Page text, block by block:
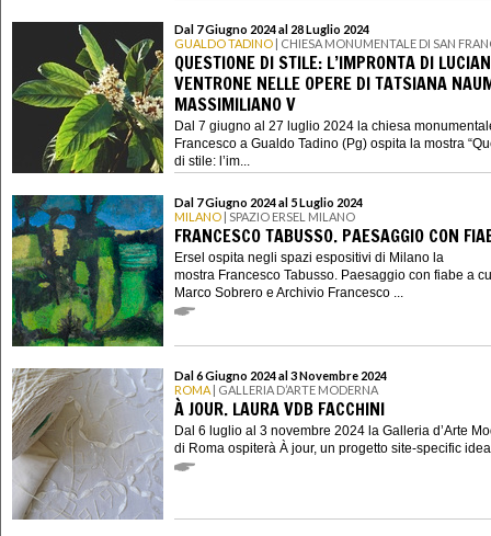
Dal 7 Giugno 2024 al 28 Luglio 2024
GUALDO TADINO | CHIESA MONUMENTALE DI SAN
QUESTIONE DI STILE: L’IMPRONTA DI
VENTRONE NELLE OPERE DI TATSIANA
MASSIMILIANO V
Dal 7 giugno al 27 luglio 2024 la chiesa
Francesco a Gualdo Tadino (Pg) ospita la mostra
di stile: l’im...
Dal 7 Giugno 2024 al 5 Luglio 2024
MILANO | SPAZIO ERSEL MILANO
FRANCESCO TABUSSO. PAESAGGIO CON
Ersel ospita negli spazi espositivi di Milano la
mostra Francesco Tabusso. Paesaggio con fiabe a
Marco Sobrero e Archivio Francesco ...
Dal 6 Giugno 2024 al 3 Novembre 2024
ROMA | GALLERIA D’ARTE MODERNA
À JOUR. LAURA VDB FACCHINI
Dal 6 luglio al 3 novembre 2024 la Galleria d’Arte
di Roma ospiterà À jour, un progetto site-specific